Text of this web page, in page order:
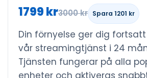
1799 kr3000 kr Spara 1201 kr
Din förnyelse ger dig
vår streamingtjänst i 24
Tjänsten fungerar på alla
enheter och aktiveras